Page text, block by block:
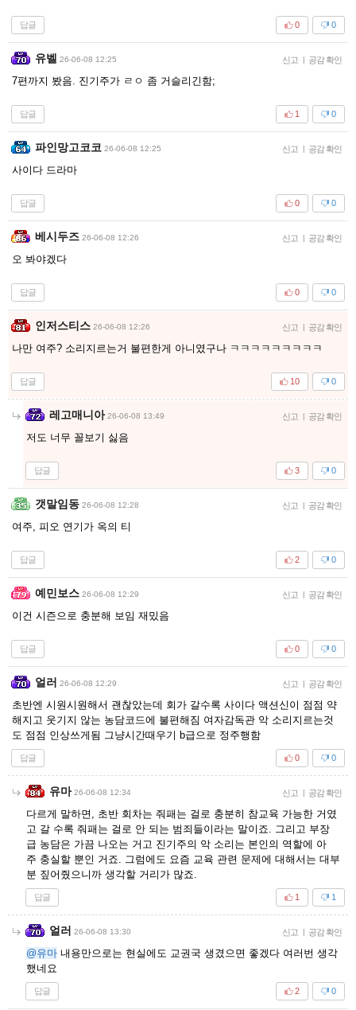
답글 0
0
유벨 26-06-08 12:25 신고 | 공감 확인
7편까지 봤음. 진기주가 ㄹㅇ 좀 거슬리긴함;
답글 0
1
파인망고코코 26-06-08 12:25 신고 | 공감 확인
사이다 드라마
답글 0
0
베시두즈 26-06-08 12:26 신고 | 공감 확인
오 봐야겠다
답글 0
0
인저스티스 26-06-08 12:26 신고 | 공감 확인
나만 여주? 소리지르는거 불편한게 아니였구나 ㅋㅋㅋㅋㅋㅋㅋㅋㅋ
답글 0
10
레고매니아 26-06-08 13:49 신고 | 공감 확인
저도 너무 꼴보기 싫음
답글 0
3
갯말임동 26-06-08 12:28 신고 | 공감 확인
여주, 피오 연기가 옥의 티
답글 0
2
예민보스 26-06-08 12:29 신고 | 공감 확인
이건 시즌으로 충분해 보임 재밌음
답글 0
0
얼러 26-06-08 12:29 신고 | 공감 확인
초반엔 시원시원해서 괜찮았는데 회가 갈수록 사이다 액션신이 점점 약
해지고 웃기지 않는 농담코드에 불편해짐 여자감독관 악 소리지르는것
도 점점 인상쓰게됨 그냥시간때우기 b급으로 정주행함
답글 0
0
유마 26-06-08 12:34 신고 | 공감 확인
다르게 말하면, 초반 회차는 줘패는 걸로 충분히 참교육 가능한 거였
고 갈 수록 줘패는 걸로 안 되는 범죄들이라는 말이죠. 그리고 부장
급 농담은 가끔 나오는 거고 진기주의 악 소리는 본인의 역할에 아
주 충실할 뿐인 거죠. 그럼에도 요즘 교육 관련 문제에 대해서는 대부
분 짚어줬으니까 생각할 거리가 많죠.
답글 1
1
얼러 26-06-08 13:30 신고 | 공감 확인
@유마 내용만으로는 현실에도 교권국 생겼으면 좋겠다 여러번 생각
했네요
답글 0
2